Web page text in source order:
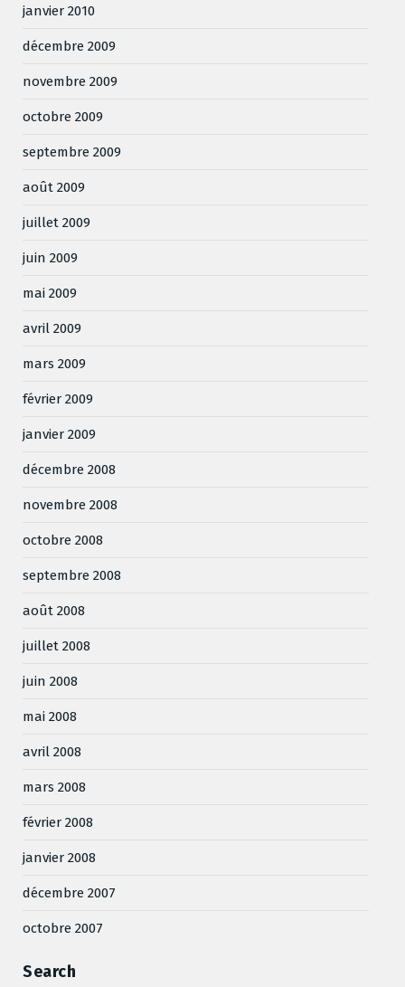
janvier 2010
décembre 2009
novembre 2009
octobre 2009
septembre 2009
août 2009
juillet 2009
juin 2009
mai 2009
avril 2009
mars 2009
février 2009
janvier 2009
décembre 2008
novembre 2008
octobre 2008
septembre 2008
août 2008
juillet 2008
juin 2008
mai 2008
avril 2008
mars 2008
février 2008
janvier 2008
décembre 2007
octobre 2007
Search